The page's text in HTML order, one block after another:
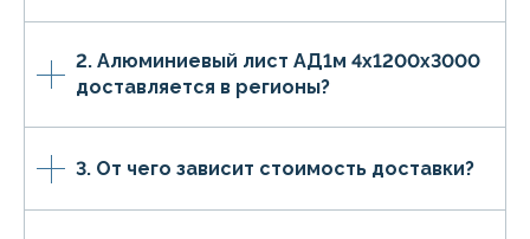
2. Алюминиевый лист АД1м 4х1200х3000
доставляется в регионы?
3. От чего зависит стоимость доставки?